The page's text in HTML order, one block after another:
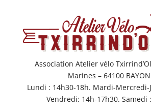
Association Atelier vélo
Marines – 64100
Lundi : 14h30-18h. Mardi-Mercredi-
Vendredi: 14h-17h30. Samedi